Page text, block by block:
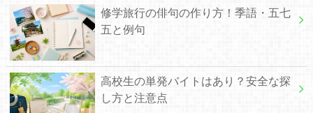
修学旅行の俳句の作り方！季語・五七
五と例句
高校生の単発バイトはあり？安全な探
し方と注意点